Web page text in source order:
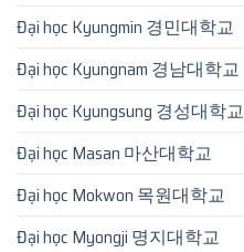
Đại học Kyungmin 경민대학교
Đại học Kyungnam 경남대학교
Đại học Kyungsung 경성대학교
Đại học Masan 마산대학교
Đại học Mokwon 목원대학교
Đại học Myongji 명지대학교